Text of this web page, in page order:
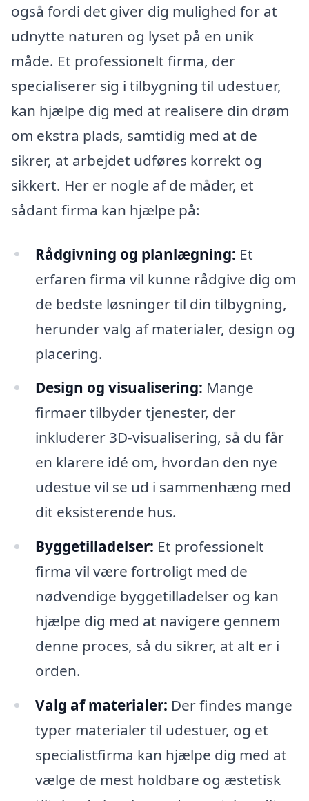
også fordi det giver dig mulighed for at
udnytte naturen og lyset på en unik
måde. Et professionelt firma, der
specialiserer sig i tilbygning til udestuer,
kan hjælpe dig med at realisere din drøm
om ekstra plads, samtidig med at de
sikrer, at arbejdet udføres korrekt og
sikkert. Her er nogle af de måder, et
sådant firma kan hjælpe på:
Rådgivning og planlægning: Et
erfaren firma vil kunne rådgive dig om
de bedste løsninger til din tilbygning,
herunder valg af materialer, design og
placering.
Design og visualisering: Mange
firmaer tilbyder tjenester, der
inkluderer 3D-visualisering, så du får
en klarere idé om, hvordan den nye
udestue vil se ud i sammenhæng med
dit eksisterende hus.
Byggetilladelser: Et professionelt
firma vil være fortroligt med de
nødvendige byggetilladelser og kan
hjælpe dig med at navigere gennem
denne proces, så du sikrer, at alt er i
orden.
Valg af materialer: Der findes mange
typer materialer til udestuer, og et
specialistfirma kan hjælpe dig med at
vælge de mest holdbare og æstetisk